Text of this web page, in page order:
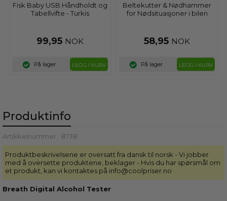
Fisk Baby USB Håndholdt og
Tabellvifte - Turkis
99,95 NOK
På lager LEGG I KURV
Beltekutter & Nødhammer
for Nødsituasjoner i bilen
58,95 NOK
På lager LEGG I KURV
Produktinfo
Artikkelnummer. 8738
Produktbeskrivelsene er oversatt fra dansk til norsk - Vi jobber
med å oversette produktene, beklager - Hvis du har spørsmål om
et produkt, kan vi kontaktes på info@coolpriser.no
Breath Digital Alcohol Tester